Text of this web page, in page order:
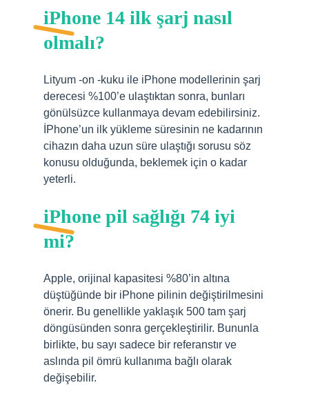
iPhone 14 ilk şarj nasıl
olmalı?
Lityum -on -kuku ile iPhone modellerinin şarj
derecesi %100’e ulaştıktan sonra, bunları
gönülsüzce kullanmaya devam edebilirsiniz.
İPhone’un ilk yükleme süresinin ne kadarının
cihazın daha uzun süre ulaştığı sorusu söz
konusu olduğunda, beklemek için o kadar
yeterli.
iPhone pil sağlığı 74 iyi
mi?
Apple, orijinal kapasitesi %80’in altına
düştüğünde bir iPhone pilinin değiştirilmesini
önerir. Bu genellikle yaklaşık 500 tam şarj
döngüsünden sonra gerçekleştirilir. Bununla
birlikte, bu sayı sadece bir referanstır ve
aslında pil ömrü kullanıma bağlı olarak
değişebilir.